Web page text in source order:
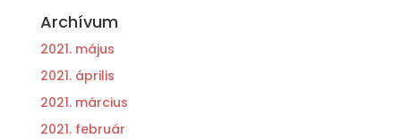
Archívum
2021. május
2021. április
2021. március
2021. február